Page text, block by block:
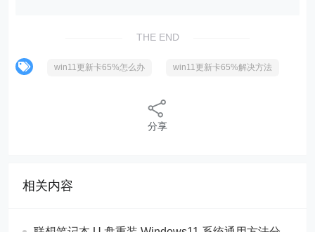
THE END
win11更新卡65%怎么办 win11更新卡65%解决方法
分享
相关内容